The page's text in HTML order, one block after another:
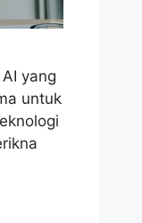
yang
untuk